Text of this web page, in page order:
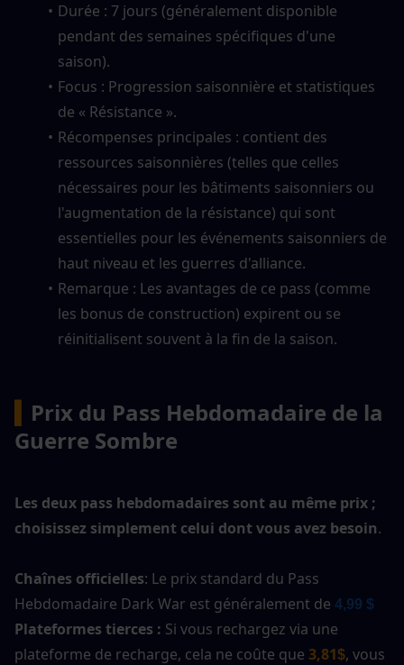
Durée : 7 jours (généralement disponible
pendant des semaines spécifiques d'une
saison).
Focus : Progression saisonnière et statistiques
de « Résistance ».
Récompenses principales : contient des
ressources saisonnières (telles que celles
nécessaires pour les bâtiments saisonniers ou
l'augmentation de la résistance) qui sont
essentielles pour les événements saisonniers de
haut niveau et les guerres d'alliance.
Remarque : Les avantages de ce pass (comme
les bonus de construction) expirent ou se
réinitialisent souvent à la fin de la saison.
Prix du Pass Hebdomadaire de la
Guerre Sombre
Les deux pass hebdomadaires sont au même prix ;
choisissez simplement celui dont vous avez besoin.
Chaînes officielles: Le prix standard du Pass
Hebdomadaire Dark War est généralement de 4,99 $
Plateformes tierces : Si vous rechargez via une
plateforme de recharge, cela ne coûte que 3,81$, vous